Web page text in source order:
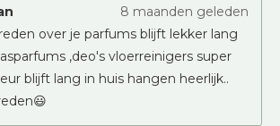
8 maanden geleden
over je parfums blijft lekker lang
,deo's vloerreinigers super
blijft lang in huis hangen heerlijk..